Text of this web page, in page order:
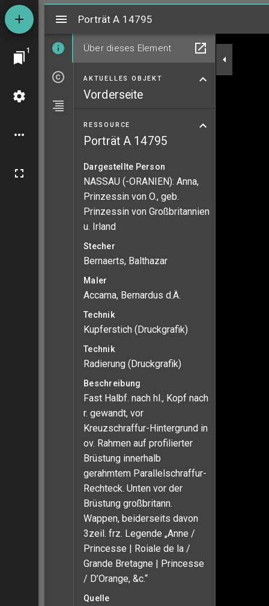
1
MiradorPorträt A 14795
Über dieses Element
AKTUELLES OBJEKT
Vorderseite
RESSOURCE
Porträt A 14795
Dargestellte Person
NASSAU (-ORANIEN): Anna,
Prinzessin von O., geb.
Prinzessin von Großbritannien
u. Irland
Stecher
Bernaerts, Balthazar
Maler
Accama, Bernardus d.Ä.
Technik
Kupferstich (Druckgrafik)
Technik
Radierung (Druckgrafik)
Beschreibung
Fast Halbf. nach hl., Kopf nach
r. gewandt, vor
Kreuzschraffur-Hintergrund in
ov. Rahmen auf profilierter
Brüstung innerhalb
gerahmtem Parallelschraffur-
Rechteck. Unten vor der
Brüstung großbritann.
Wappen, beiderseits davon
3zeil. frz. Legende „Anne /
Princesse | Roiale de la /
Grande Bretagne | Princesse
/ D’Orange, &c.“
Quelle
Porträt A 14795